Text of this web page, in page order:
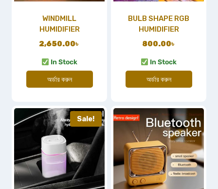
WINDMILL
HUMIDIFIER
2,650.00৳
In Stock
অর্ডার করুন
BULB SHAPE RGB
HUMIDIFIER
800.00৳
In Stock
অর্ডার করুন
Sale!